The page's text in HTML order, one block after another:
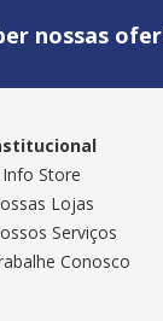
nossas
Store
Lojas
Serviços
Conosco